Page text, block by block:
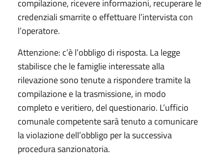
compilazione, ricevere informazioni, recuperare le
credenziali smarrite o effettuare l’intervista con
l’operatore.
Attenzione: c’è l’obbligo di risposta. La legge
stabilisce che le famiglie interessate alla
rilevazione sono tenute a rispondere tramite la
compilazione e la trasmissione, in modo
completo e veritiero, del questionario. L’ufficio
comunale competente sarà tenuto a comunicare
la violazione dell’obbligo per la successiva
procedura sanzionatoria.